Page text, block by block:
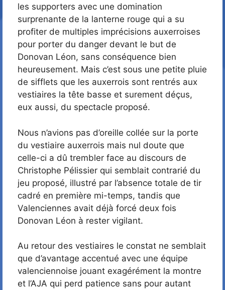
les supporters avec une domination
surprenante de la lanterne rouge qui a su
profiter de multiples imprécisions auxerroises
pour porter du danger devant le but de
Donovan Léon, sans conséquence bien
heureusement. Mais c’est sous une petite pluie
de sifflets que les auxerrois sont rentrés aux
vestiaires la tête basse et surement déçus,
eux aussi, du spectacle proposé.
Nous n’avions pas d’oreille collée sur la porte
du vestiaire auxerrois mais nul doute que
celle-ci a dû trembler face au discours de
Christophe Pélissier qui semblait contrarié du
jeu proposé, illustré par l’absence totale de tir
cadré en première mi-temps, tandis que
Valenciennes avait déjà forcé deux fois
Donovan Léon à rester vigilant.
Au retour des vestiaires le constat ne semblait
que d’avantage accentué avec une équipe
valenciennoise jouant exagérément la montre
et l’AJA qui perd patience sans pour autant